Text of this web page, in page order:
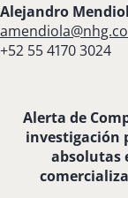
Alejandro
+52 55 4170 3024
Alerta de
investigación
absolutas